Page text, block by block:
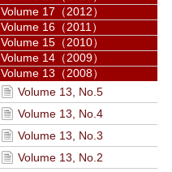
Volume 17（2012）
Volume 16（2011）
Volume 15（2010）
Volume 14（2009）
Volume 13（2008）
Volume 13, No.5
Volume 13, No.4
Volume 13, No.3
Volume 13, No.2